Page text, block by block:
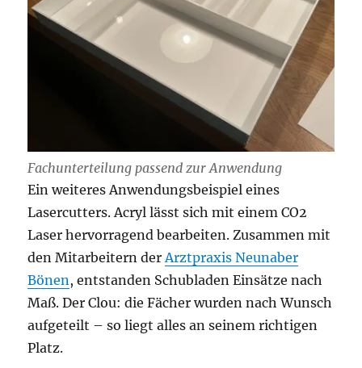
Fachunterteilung passend zur Anwendung
Ein weiteres Anwendungsbeispiel eines
Lasercutters. Acryl lässt sich mit einem CO2
Laser hervorragend bearbeiten. Zusammen mit
den Mitarbeitern derArztpraxis Neunaber
Bönen, entstanden Schubladen Einsätze nach
Maß. Der Clou: die Fächer wurden nach Wunsch
aufgeteilt – so liegt alles an seinem richtigen
Platz.